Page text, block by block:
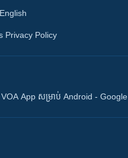
Privacy Policy
VOA App សម្រាប់ Android - Google